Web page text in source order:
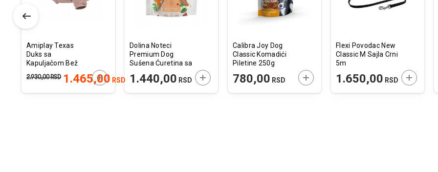
U KORPU
Amiplay Texas
Duks sa
Kapuljačom Bež
1.465,00 RSD
2.930,00RSD DODAJTE U KORPU
Dolina Noteci
Premium Dog
Sušena Ćuretina sa
1.440,00 RSD DODAJTE U KORPU
Calibra Joy Dog
Classic Komadići
Piletine 250g
780,00 RSD DODAJTE U KORPU
Flexi Povodac New
Classic M Sajla Crni
5m
1.650,00 RSD